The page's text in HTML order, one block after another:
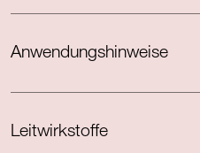
Anwendungshinweise
Leitwirkstoffe